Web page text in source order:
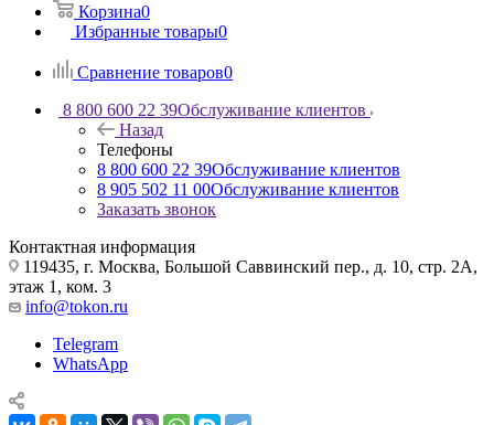
Корзина0
Избранные товары0
Сравнение товаров0
8 800 600 22 39Обслуживание клиентов
Назад
Телефоны
8 800 600 22 39Обслуживание клиентов
8 905 502 11 00Обслуживание клиентов
Заказать звонок
Контактная информация
119435, г. Москва, Большой Саввинский пер., д. 10, стр. 2А,
этаж 1, ком. 3
info@tokon.ru
Telegram
WhatsApp